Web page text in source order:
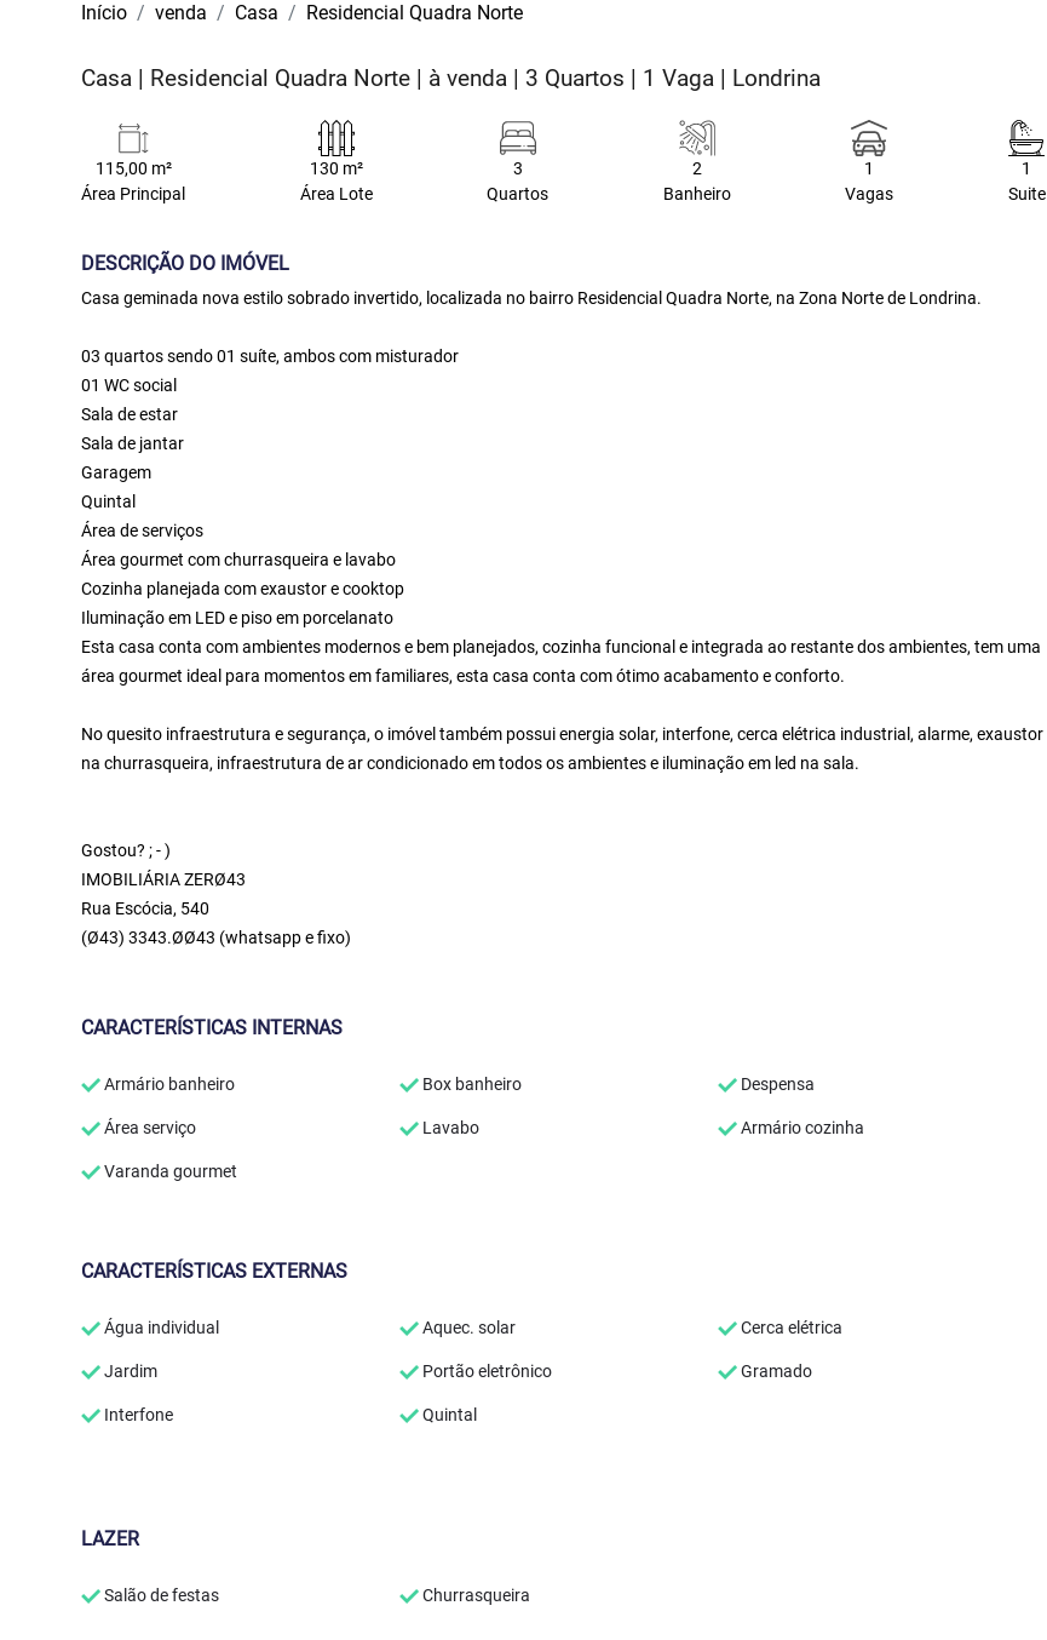
Início venda Casa Residencial Quadra Norte
Casa | Residencial Quadra Norte | à venda | 3 Quartos | 1 Vaga | Londrina
115,00 m²
Área Principal
130 m²
Área Lote
3
Quartos
2
Banheiro
1
Vagas
1
Suite
DESCRIÇÃO DO IMÓVEL
Casa geminada nova estilo sobrado invertido, localizada no bairro Residencial Quadra Norte, na Zona Norte de Londrina.
03 quartos sendo 01 suíte, ambos com misturador
01 WC social
Sala de estar
Sala de jantar
Garagem
Quintal
Área de serviços
Área gourmet com churrasqueira e lavabo
Cozinha planejada com exaustor e cooktop
Iluminação em LED e piso em porcelanato
Esta casa conta com ambientes modernos e bem planejados, cozinha funcional e integrada ao restante dos ambientes, tem uma
área gourmet ideal para momentos em familiares, esta casa conta com ótimo acabamento e conforto.
No quesito infraestrutura e segurança, o imóvel também possui energia solar, interfone, cerca elétrica industrial, alarme, exaustor
na churrasqueira, infraestrutura de ar condicionado em todos os ambientes e iluminação em led na sala.
Gostou? ; - )
IMOBILIÁRIA ZERØ43
Rua Escócia, 540
(Ø43) 3343.ØØ43 (whatsapp e fixo)
CARACTERÍSTICAS INTERNAS
Armário banheiro Box banheiro Despensa
Área serviço Lavabo Armário cozinha
Varanda gourmet
CARACTERÍSTICAS EXTERNAS
Água individual Aquec. solar Cerca elétrica
Jardim Portão eletrônico Gramado
Interfone Quintal
LAZER
Salão de festas Churrasqueira